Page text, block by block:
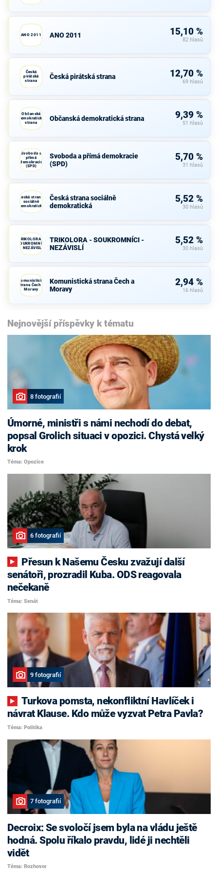
ANO 2011 ANO 2011 15,10 %
82 hlasů
Česká
pirátská
strana
Česká pirátská strana 12,70 %
69 hlasů
Občanská
demokratická
strana
Občanská demokratická strana 9,39 %
51 hlasů
Svoboda a
přímá
demokracie
(SPD)
Svoboda a přímá demokracie
(SPD)
5,70 %
31 hlasů
Česká strana
sociálně
demokratická
Česká strana sociálně
demokratická
5,52 %
30 hlasů
TRIKOLORA -
SOUKROMNÍCI
- NEZÁVISLÍ
TRIKOLORA - SOUKROMNÍCI -
NEZÁVISLÍ
5,52 %
30 hlasů
Komunistická
strana Čech a
Moravy
Komunistická strana Čech a
Moravy
2,94 %
16 hlasů
Nejnovější příspěvky k tématu
8 fotografií
Úmorné, ministři s námi nechodí do debat,
popsal Grolich situaci v opozici. Chystá velký
krok
Téma: Opozice
6 fotografií
senátoři, prozradil Kuba. ODS reagovala
nečekaně
Téma: Senát
9 fotografií
Turkova pomsta, nekonfliktní Havlíček i
návrat Klause. Kdo může vyzvat Petra Pavla?
Téma: Politika
7 fotografií
Decroix: Se svoločí jsem byla na vládu ještě
hodná. Spolu říkalo pravdu, lidé ji nechtěli
vidět
Téma: Rozhovor